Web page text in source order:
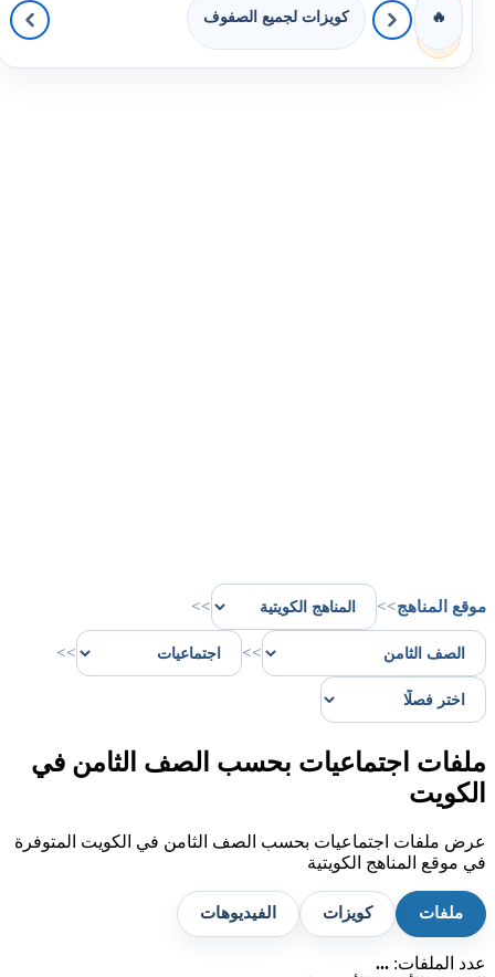
🔥 كويزات لجميع الصفوف
موقع المناهج>>
>>
>>
>>
ملفات اجتماعيات بحسب الصف الثامن في
الكويت
عرض ملفات اجتماعيات بحسب الصف الثامن في الكويت المتوفرة
في موقع المناهج الكويتية
ملفات كويزات الفيديوهات
عدد الملفات: ...